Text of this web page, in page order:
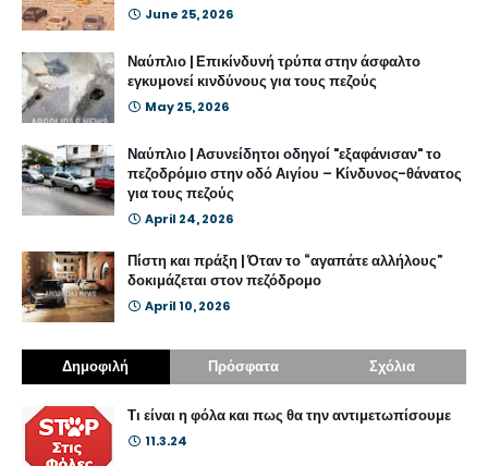
June 25, 2026
Ναύπλιο | Επικίνδυνή τρύπα στην άσφαλτο
εγκυμονεί κινδύνους για τους πεζούς
May 25, 2026
Ναύπλιο | Ασυνείδητοι οδηγοί "εξαφάνισαν" το
πεζοδρόμιο στην οδό Αιγίου – Κίνδυνος-θάνατος
για τους πεζούς
April 24, 2026
Πίστη και πράξη | Όταν το “αγαπάτε αλλήλους”
δοκιμάζεται στον πεζόδρομο
April 10, 2026
Δημοφιλή Πρόσφατα Σχόλια
Τι είναι η φόλα και πως θα την αντιμετωπίσουμε
11.3.24